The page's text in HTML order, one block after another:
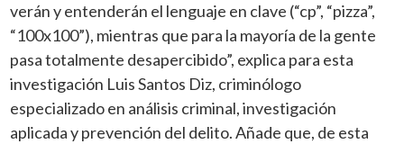
verán y entenderán el lenguaje en clave (“cp”, “pizza”,
“100x100”), mientras que para la mayoría de la gente
pasa totalmente desapercibido”, explica para esta
investigación Luis Santos Diz, criminólogo
especializado en análisis criminal, investigación
aplicada y prevención del delito. Añade que, de esta